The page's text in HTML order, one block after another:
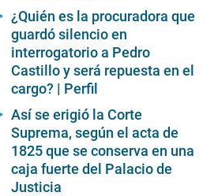
¿Quién es la procuradora que
guardó silencio en
interrogatorio a Pedro
Castillo y será repuesta en el
cargo? | Perfil
Así se erigió la Corte
Suprema, según el acta de
1825 que se conserva en una
caja fuerte del Palacio de
Justicia